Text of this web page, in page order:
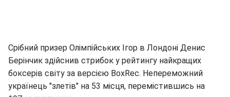
Срібний призер Олімпійських Ігор в Лондоні Денис
Берінчик здійснив стрибок у рейтингу найкращих
боксерів світу за версією BoxRec. Непереможний
українець "злетів" на 53 місця, перемістившись на